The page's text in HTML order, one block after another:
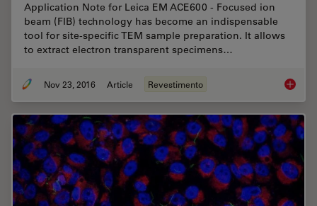
Application Note for Leica EM ACE600 - Focused ion
beam (FIB) technology has become an indispensable
tool for site-specific TEM sample preparation. It allows
to extract electron transparent specimens…
Nov 23, 2016 Article Revestimento Each